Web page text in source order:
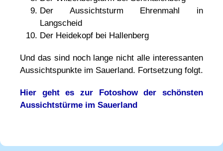
Der Aussichtsturm Ehrenmahl in
Langscheid
Der Heidekopf bei Hallenberg
Und das sind noch lange nicht alle interessanten
Aussichtspunkte im Sauerland. Fortsetzung folgt.
Hier geht es zur Fotoshow der schönsten
Aussichtstürme im Sauerland